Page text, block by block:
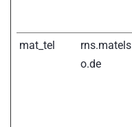
mat_tel
rns.matels
o.de